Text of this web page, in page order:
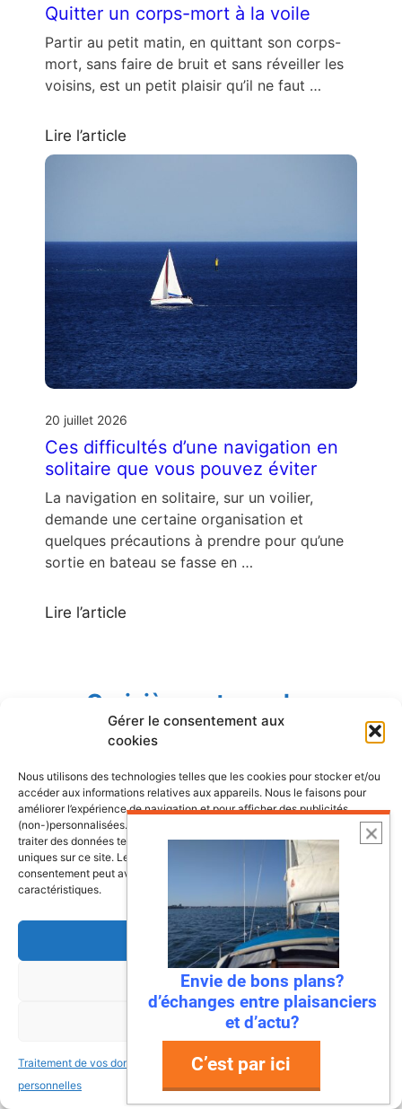
Gérer le consentement aux
cookies
Nous utilisons des technologies telles que les cookies pour stocker et/ou
accéder aux informations relatives aux appareils. Nous le faisons pour
améliorer l’expérience de navigation et pour afficher des publicités
(non-)personnalisées. Consentir à ces technologies nous autorisera à
traiter des données telles que le comportement de navigation ou les ID
uniques sur ce site. Le fait de ne pas consentir ou de retirer son
consentement peut avoir un effet négatif sur certaines fonctonnalités et
caractéristiques.
Accepter
Refuser
Voir les préférences
Traitement de vos données
personnelles
Traitement de vos données
personnelles
Quitter un corps-mort à la voile
Partir au petit matin, en quittant son corps-
mort, sans faire de bruit et sans réveiller les
voisins, est un petit plaisir qu’il ne faut …
Lire l’article
20 juillet 2026
Ces difficultés d’une navigation en
solitaire que vous pouvez éviter
La navigation en solitaire, sur un voilier,
demande une certaine organisation et
quelques précautions à prendre pour qu’une
sortie en bateau se fasse en …
Lire l’article
Croisières et escales
Les plus belles escales et croisières de
nos côtes
6 août 2026
Envie de bons plans?
d’échanges entre plaisanciers
et d’actu?
C’est par ici